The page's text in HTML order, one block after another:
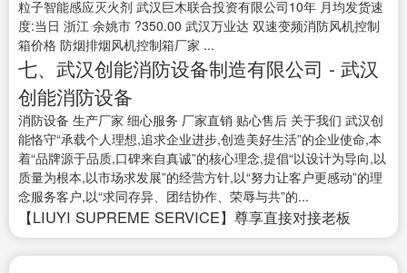
粒子智能感应灭火剂 武汉巨木联合投资有限公司10年 月均发货速
度:当日 浙江 余姚市 ?350.00 武汉万业达 双速变频消防风机控制
箱价格 防烟排烟风机控制箱厂家 ...
七、武汉创能消防设备制造有限公司 - 武汉
创能消防设备
消防设备 生产厂家 细心服务 厂家直销 贴心售后 关于我们 武汉创
能恪守“承载个人理想,追求企业进步,创造美好生活”的企业使命,本
着“品牌源于品质,口碑来自真诚”的核心理念,提倡“以设计为导向,以
质量为根本,以市场求发展”的经营方针,以“努力让客户更感动”的理
念服务客户,以“求同存异、团结协作、荣辱与共”的...
【LIUYI SUPREME SERVICE】尊享直接对接老板